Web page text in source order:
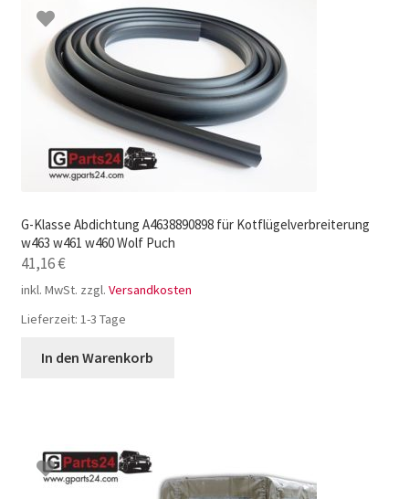
G-Klasse Abdichtung A4638890898 für Kotflügelverbreiterung
w463 w461 w460 Wolf Puch
41,16€
inkl. MwSt. zzgl. Versandkosten
Lieferzeit: 1-3 Tage
In den Warenkorb